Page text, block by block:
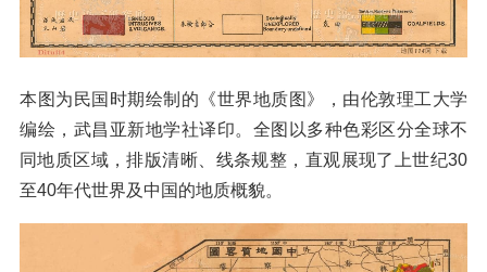
本图为民国时期绘制的《世界地质图》，由伦敦理工大学
编绘，武昌亚新地学社译印。全图以多种色彩区分全球不
同地质区域，排版清晰、线条规整，直观展现了上世纪30
至40年代世界及中国的地质概貌。